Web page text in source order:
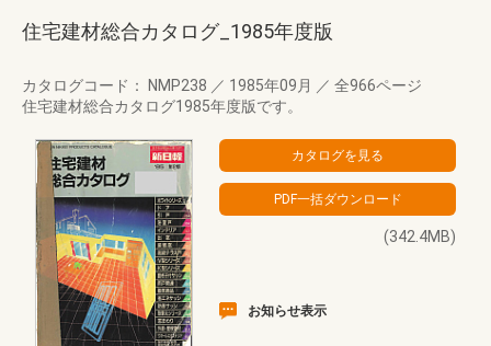
住宅建材総合カタログ_1985年度版
カタログコード： NMP238 ／ 1985年09月 ／ 全966ページ
住宅建材総合カタログ1985年度版です。
(342.4MB)
お知らせ表示